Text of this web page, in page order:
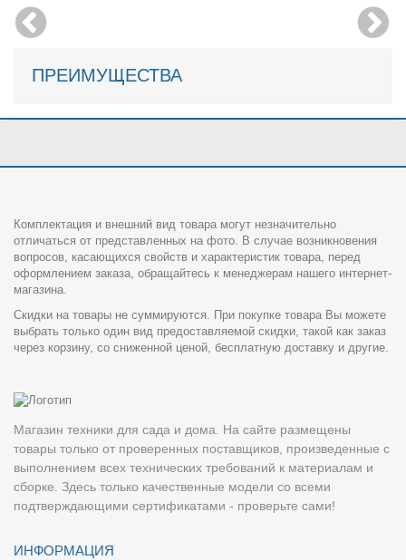
ПРЕИМУЩЕСТВА
Комплектация и внешний вид товара могут незначительно
отличаться от представленных на фото. В случае возникновения
вопросов, касающихся свойств и характеристик товара, перед
оформлением заказа, обращайтесь к менеджерам нашего интернет-
магазина.
Скидки на товары не суммируются. При покупке товара Вы можете
выбрать только один вид предоставляемой скидки, такой как заказ
через корзину, со сниженной ценой, бесплатную доставку и другие.
Магазин техники для сада и дома. На сайте размещены
товары только от проверенных поставщиков, произведенные с
выполнением всех технических требований к материалам и
сборке. Здесь только качественные модели со всеми
подтверждающими сертификатами - проверьте сами!
ИНФОРМАЦИЯ